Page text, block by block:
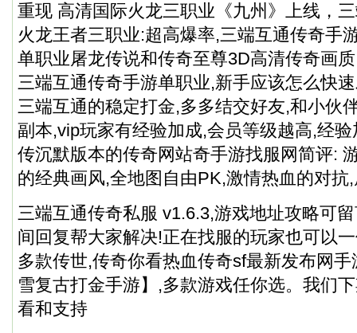
重现 高清国际火龙三职业《九州》上线，
火龙王者三职业:超高爆率,三端互通传奇手
单职业屠龙传说和传奇至尊3D高清传奇画
三端互通传奇手游单职业,新手应该怎么快
三端互通的稳定打金,多多结交好友,和小伙
副本,vip玩家有经验加成,会员等级越高,经
传沉默版本的传奇网站奇手游找服网简评:
的经典画风,全地图自由PK,激情热血的对抗
三端互通传奇私服 v1.6.3,游戏地址攻略可
间回复帮大家解决!正在找服的玩家也可以
多款传世,传奇你看热血传奇sf最新发布网
雪复古打金手游】,多款游戏任你选。我们
看和支持